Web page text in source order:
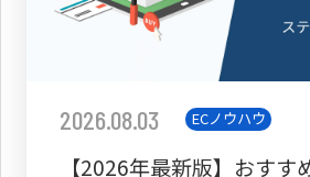
2026.08.03 ECノウハウ
【2026年最新版】おすす